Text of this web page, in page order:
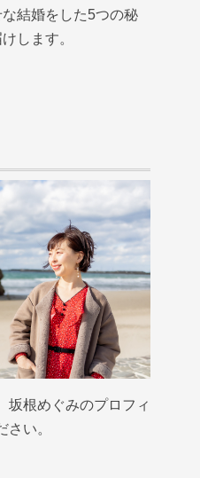
結婚をした5つの秘
します。
根めぐみのプロフィ
い。